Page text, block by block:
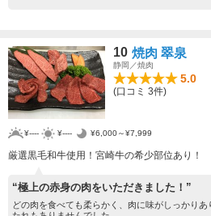
10 焼肉 翠泉
静岡／焼肉
5.0
(口コミ 3件)
¥---- ¥---- ¥6,000～¥7,999
厳選黒毛和牛使用！宮崎牛の希少部位あり！
“極上の赤身の肉をいただきました！”
どの肉を食べても柔らかく、肉に味がしっかり